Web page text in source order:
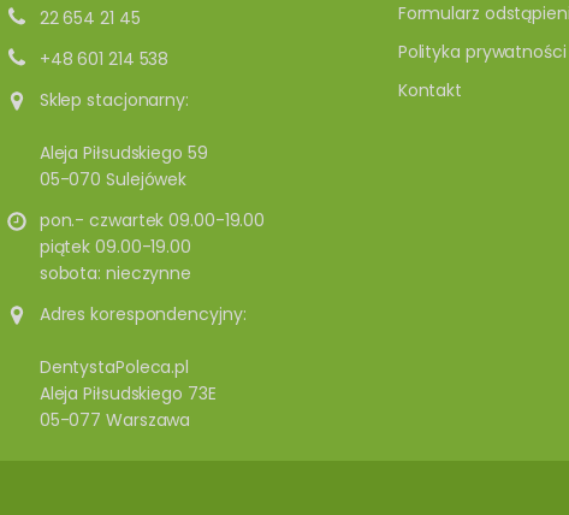
22 654 21 45
+48 601 214 538
Sklep stacjonarny:
Aleja Piłsudskiego 59
05-070 Sulejówek
pon.- czwartek 09.00-19.00
piątek 09.00-19.00
sobota: nieczynne
Adres korespondencyjny:
DentystaPoleca.pl
Aleja Piłsudskiego 73E
05-077 Warszawa
Formularz
Polityka
Kontakt